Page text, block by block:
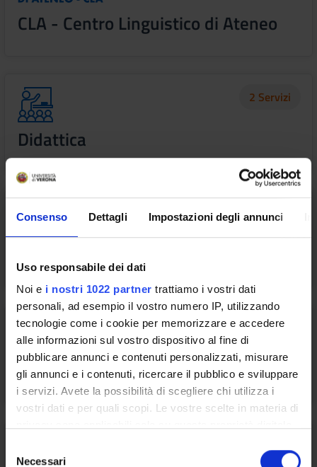
Consenso Dettagli Impostazioni degli annunci
Uso responsabile dei dati
Noi e i nostri 1022 partner trattiamo i vostri dati
personali, ad esempio il vostro numero IP, utilizzando
tecnologie come i cookie per memorizzare e accedere
alle informazioni sul vostro dispositivo al fine di
pubblicare annunci e contenuti personalizzati, misurare
gli annunci e i contenuti, ricercare il pubblico e sviluppare
i servizi. Avete la possibilità di scegliere chi utilizza i
vostri dati e per quali scopi. Le vostre scelte in materia di
modificare o revocare il proprio consenso in qualsiasi
Necessari
CLA - Centro Linguistico di Ateneo
Didattica
2 Servizi
1 Servizi
ESU Informa
2 Servizi